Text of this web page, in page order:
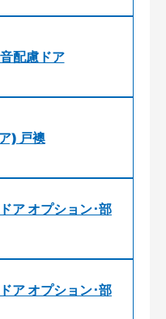
配慮ドア
) 戸襖
ア オプション･部
ア オプション･部